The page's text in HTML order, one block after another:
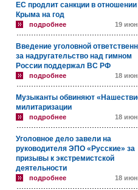
ЕС продлит санкции в отношении
Крыма на год
подробнее 19
Введение уголовной
за надругательство над гимном
России поддержал ВС РФ
подробнее 18
Музыканты обвиняют
милитаризации
подробнее 18
Уголовное дело завели на
руководителя ЭПО «Русские» за
призывы к экстремистской
деятельности
подробнее 18